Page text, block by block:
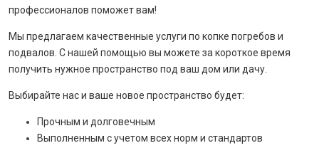
профессионалов поможет вам!
Мы предлагаем качественные услуги по копке погребов и
подвалов. С нашей помощью вы можете за короткое время
получить нужное пространство под ваш дом или дачу.
Выбирайте нас и ваше новое пространство будет:
Прочным и долговечным
Выполненным с учетом всех норм и стандартов